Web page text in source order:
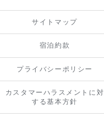
サイトマップ
宿泊約款
プライバシーポリシー
カスタマーハラスメントに対
する基本方針